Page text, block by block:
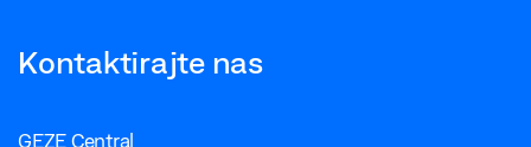
Kontaktirajte nas
GEZE Central